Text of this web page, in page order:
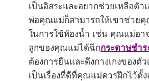
เป็นอิสระและอยากช่วยเหลือตั
พ่อคุณแม่ก็สามารถให้เขาช่วยคุ
ในการใช้ห้องน้ำ เช่น คุณแม่อา
ลูกของคุณแม่ได้ฉีกกระดาษชำร
ต้องการยืนและดึงกางเกงของตั
เป็นเรื่องที่ดีที่คุณแม่ควรฝึกไว้ตั้